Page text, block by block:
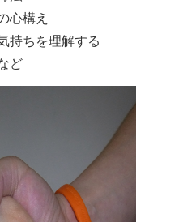
心構え
持ちを理解する
ど